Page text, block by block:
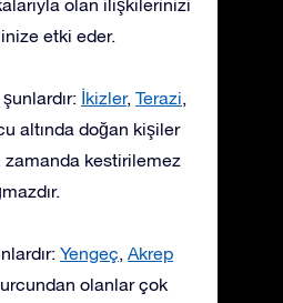
olan ilişkilerinizi
etki eder.
İkizler, Terazi,
altında doğan kişiler
zamanda kestirilemez
Yengeç, Akrep
olanlar çok